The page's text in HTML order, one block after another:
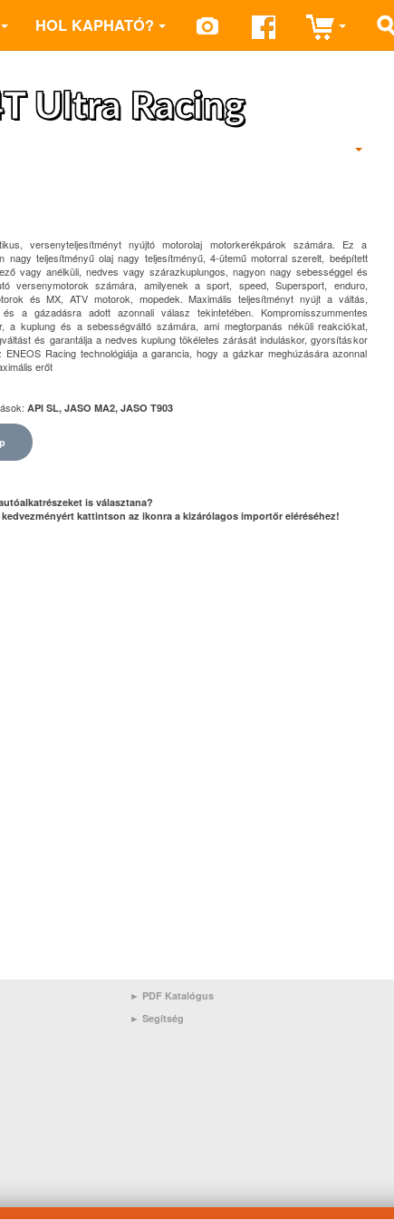
HOL KAPHATÓ?
Ultra Racing
versenyteljesítményt nyújtó motorolaj motorkerékpárok számára. Ez a
nagy teljesítményű olaj nagy teljesítményű, 4-ütemű motorral szerelt, beépített
vagy anélküli, nedves vagy szárazkuplungos, nagyon nagy sebességgel és
versenymotorok számára, amilyenek a sport, speed, Supersport, enduro,
és MX, ATV motorok, mopedek. Maximális teljesítményt nyújt a váltás,
a gázadásra adott azonnali válasz tekintetében. Kompromisszummentes
a kuplung és a sebességváltó számára, ami megtorpanás néküli reakciókat,
és garantálja a nedves kuplung tökéletes zárását induláskor, gyorsításkor
Racing technológiája a garancia, hogy a gázkar meghúzására azonnal
erőt
API SL, JASO MA2, JASO T903
is választana?
kattintson az ikonra a kizárólagos importőr eléréséhez!
► PDF Katalógus
► Segítség